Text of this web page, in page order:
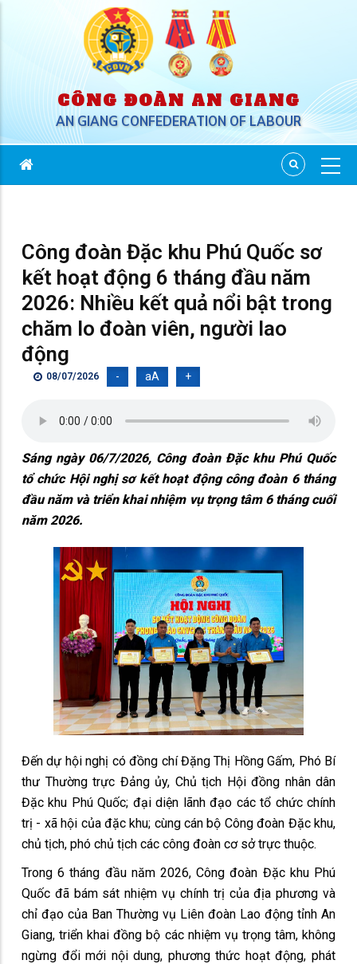
CÔNG ĐOÀN AN GIANG
AN GIANG CONFEDERATION OF LABOUR
Công đoàn Đặc khu Phú Quốc sơ
kết hoạt động 6 tháng đầu năm
2026: Nhiều kết quả nổi bật trong
chăm lo đoàn viên, người lao
động
08/07/2026 - aA +
Sáng ngày 06/7/2026, Công đoàn Đặc khu Phú Quốc
tổ chức Hội nghị sơ kết hoạt động công đoàn 6 tháng
đầu năm và triển khai nhiệm vụ trọng tâm 6 tháng cuối
năm 2026.
Đến dự hội nghị có đồng chí Đặng Thị Hồng Gấm, Phó Bí
thư Thường trực Đảng ủy, Chủ tịch Hội đồng nhân dân
Đặc khu Phú Quốc; đại diện lãnh đạo các tổ chức chính
trị - xã hội của đặc khu; cùng cán bộ Công đoàn Đặc khu,
chủ tịch, phó chủ tịch các công đoàn cơ sở trực thuộc.
Trong 6 tháng đầu năm 2026, Công đoàn Đặc khu Phú
Quốc đã bám sát nhiệm vụ chính trị của địa phương và
chỉ đạo của Ban Thường vụ Liên đoàn Lao động tỉnh An
Giang, triển khai đồng bộ các nhiệm vụ trọng tâm, không
ngừng đổi mới nội dung, phương thức hoạt động, phát